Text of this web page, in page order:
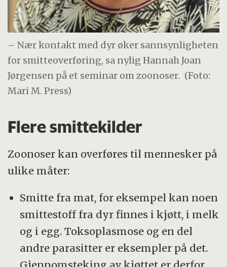
– Nær kontakt med dyr øker sannsynligheten
for smitteoverføring, sa nylig Hannah Joan
Jørgensen på et seminar om zoonoser. (Foto:
Mari M. Press)
Flere smittekilder
Zoonoser kan overføres til mennesker på
ulike måter:
Smitte fra mat, for eksempel kan noen
smittestoff fra dyr finnes i kjøtt, i melk
og i egg. Toksoplasmose og en del
andre parasitter er eksempler på det.